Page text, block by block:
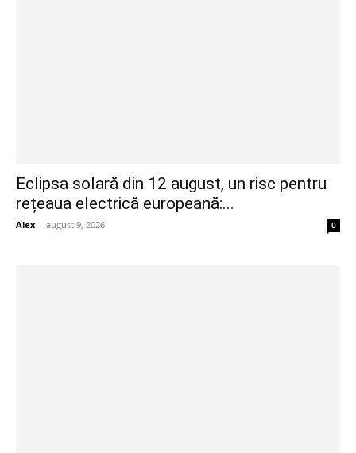
Eclipsa solară din 12 august, un risc pentru
rețeaua electrică europeană:...
Alex - august 9, 2026 0